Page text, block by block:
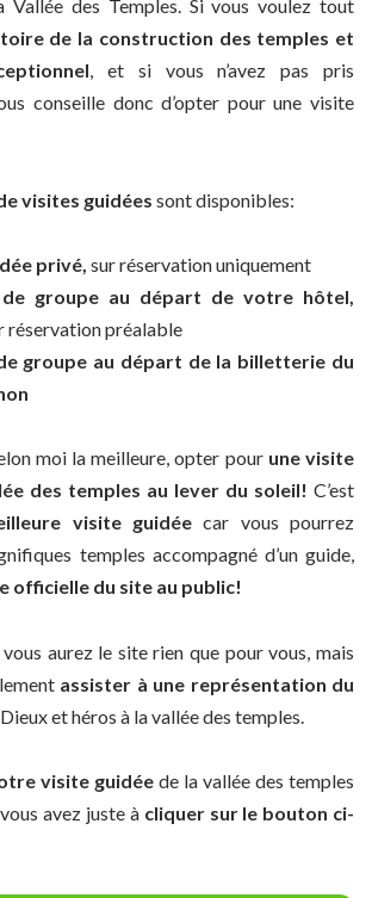
Vallée des Temples. Si vous voulez tout
de la construction des temples et
, et si vous n’avez pas pris
conseille donc d’opter pour une visite
visites guidées sont disponibles:
privé, sur réservation uniquement
de groupe au départ de votre hôtel,
réservation préalable
groupe au départ de la billetterie du
moi la meilleure, opter pour une visite
des temples au lever du soleil! C’est
visite guidéecar vous pourrez
temples accompagné d’un guide,
officielle du site au public!
aurez le site rien que pour vous, mais
assister à une représentation du
Dieux et héros à la vallée des temples.
visite guidée de la vallée des temples
avez juste à cliquer sur le bouton ci-